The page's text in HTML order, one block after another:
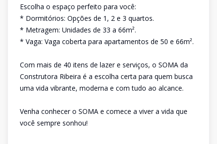
Escolha o espaço perfeito para você:
* Dormitórios: Opções de 1, 2 e 3 quartos.
* Metragem: Unidades de 33 a 66m².
* Vaga: Vaga coberta para apartamentos de 50 e 66m².
Com mais de 40 itens de lazer e serviços, o SOMA da
Construtora Ribeira é a escolha certa para quem busca
uma vida vibrante, moderna e com tudo ao alcance.
Venha conhecer o SOMA e comece a viver a vida que
você sempre sonhou!